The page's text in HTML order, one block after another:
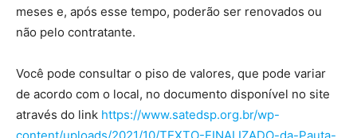
meses e, após esse tempo, poderão ser renovados ou
não pelo contratante.
Você pode consultar o piso de valores, que pode variar
de acordo com o local, no documento disponível no site
através do link https://www.satedsp.org.br/wp-